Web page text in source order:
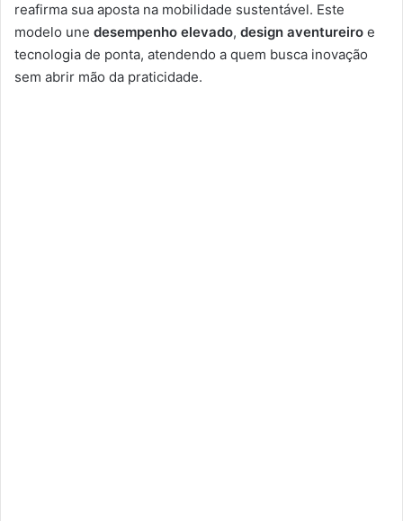
reafirma sua aposta na mobilidade sustentável. Este
modelo une desempenho elevado, design aventureiro e
tecnologia de ponta, atendendo a quem busca inovação
sem abrir mão da praticidade.